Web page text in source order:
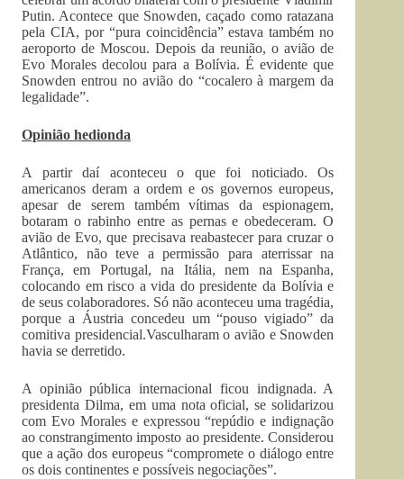
Putin. Acontece que Snowden, caçado como ratazana
pela CIA, por “pura coincidência” estava também no
aeroporto de Moscou. Depois da reunião, o avião de
Evo Morales decolou para a Bolívia. É evidente que
Snowden entrou no avião do “cocalero à margem da
legalidade”.
Opinião hedionda
A partir daí aconteceu o que foi noticiado. Os
americanos deram a ordem e os governos europeus,
apesar de serem também vítimas da espionagem,
botaram o rabinho entre as pernas e obedeceram. O
avião de Evo, que precisava reabastecer para cruzar o
Atlântico, não teve a permissão para aterrissar na
França, em Portugal, na Itália, nem na Espanha,
colocando em risco a vida do presidente da Bolívia e
de seus colaboradores. Só não aconteceu uma tragédia,
porque a Áustria concedeu um “pouso vigiado” da
comitiva presidencial.Vasculharam o avião e Snowden
havia se derretido.
A opinião pública internacional ficou indignada. A
presidenta Dilma, em uma nota oficial, se solidarizou
com Evo Morales e expressou “repúdio e indignação
ao constrangimento imposto ao presidente. Considerou
que a ação dos europeus “compromete o diálogo entre
os dois continentes e possíveis negociações”.